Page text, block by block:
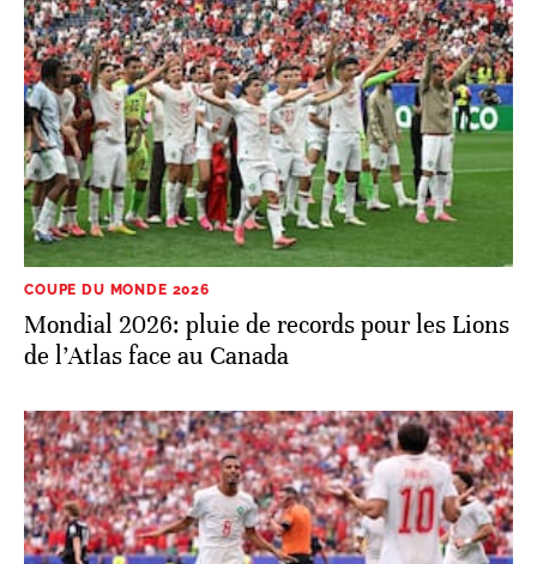
COUPE DU MONDE 2026
Mondial 2026: pluie de records pour les Lions
de l’Atlas face au Canada